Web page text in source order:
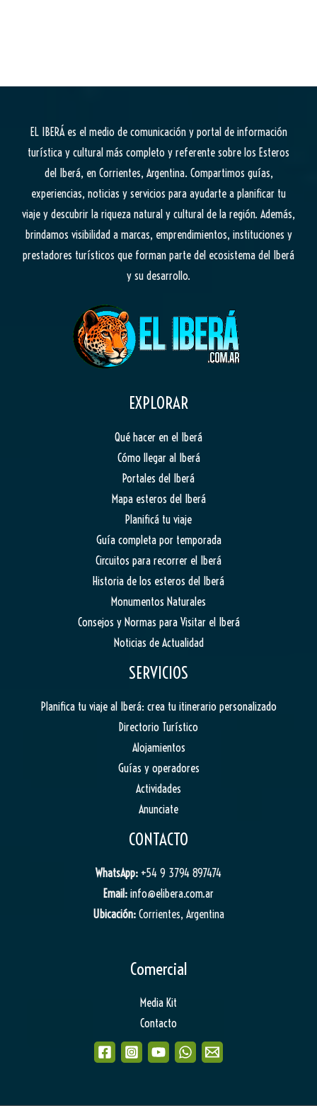
EL IBERÁes el medio de comunicación y portal de información
turística y cultural más completo y referente sobre los Esteros
del Iberá, en Corrientes, Argentina. Compartimos guías,
experiencias, noticias y servicios para ayudarte a planificar tu
viaje y descubrir la riqueza natural y cultural de la región. Además,
brindamos visibilidad a marcas, emprendimientos, instituciones y
prestadores turísticos que forman parte del ecosistema del Iberá
y su desarrollo.
EXPLORAR
Qué hacer en el Iberá
Cómo llegar al Iberá
Portales del Iberá
Mapa esteros del Iberá
Planificá tu viaje
Guía completa por temporada
Circuitos para recorrer el Iberá
Historia de los esteros del Iberá
Monumentos Naturales
Consejos y Normas para Visitar el Iberá
Noticias de Actualidad
SERVICIOS
Planifica tu viaje al Iberá: crea tu itinerario personalizado
Directorio Turístico
Alojamientos
Guías y operadores
Actividades
Anunciate
CONTACTO
WhatsApp: +54 9 3794 897474
Email: info@elibera.com.ar
Ubicación: Corrientes, Argentina
Comercial
Media Kit
Contacto